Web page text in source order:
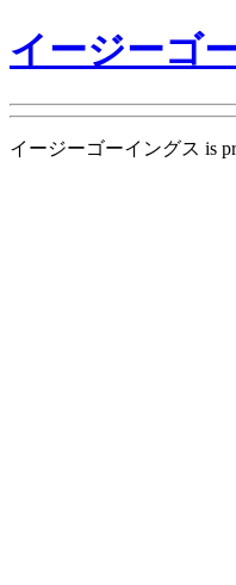
イージーゴ
イージーゴーイングス is